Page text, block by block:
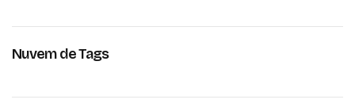
Nuvem de Tags